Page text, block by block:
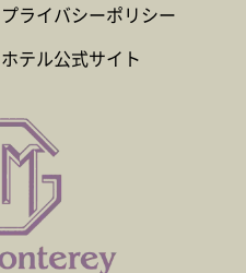
プライバシーポリシー
ホテル公式サイト